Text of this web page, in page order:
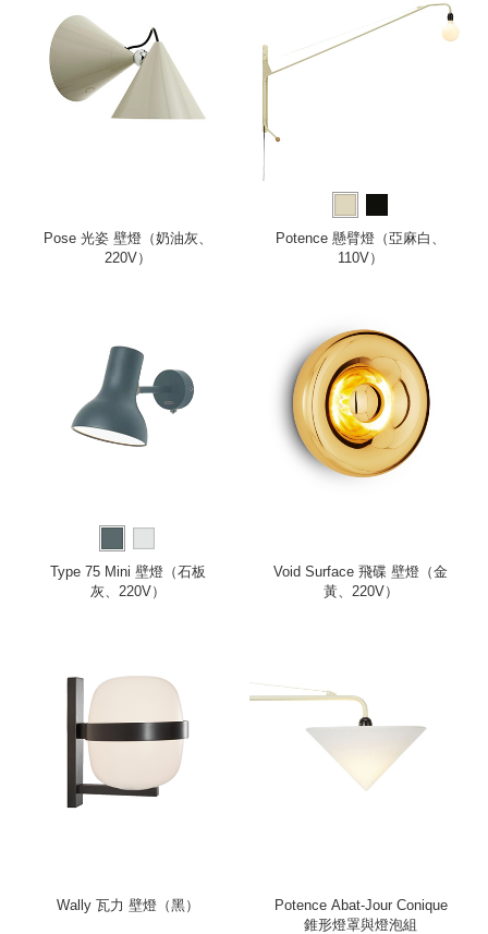
Pose 光姿 壁燈（奶油灰、
220V）
Potence 懸臂燈（亞麻白、
110V）
Type 75 Mini 壁燈（石板
灰、220V）
Void Surface 飛碟 壁燈（金
黃、220V）
Wally 瓦力 壁燈（黑）
Potence Abat-Jour Conique
錐形燈罩與燈泡組